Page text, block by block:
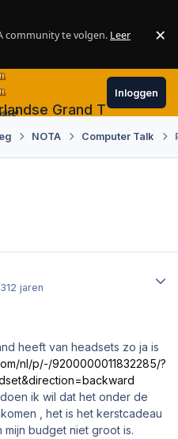
community te volgen. Leer
×
Grand Theft Auto
Inloggen
NOTA Computer Talk
12 jaren
heeft van headsets zo ja is
nl/p/-/9200000011832285/?
ik wil dat het onder de
, het is het kerstcadeau
budget niet groot is.